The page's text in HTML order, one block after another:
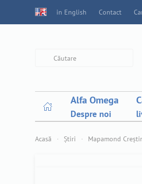
in English Contact
Alfa Omega
Despre noi
Acasă Știri Mapamond